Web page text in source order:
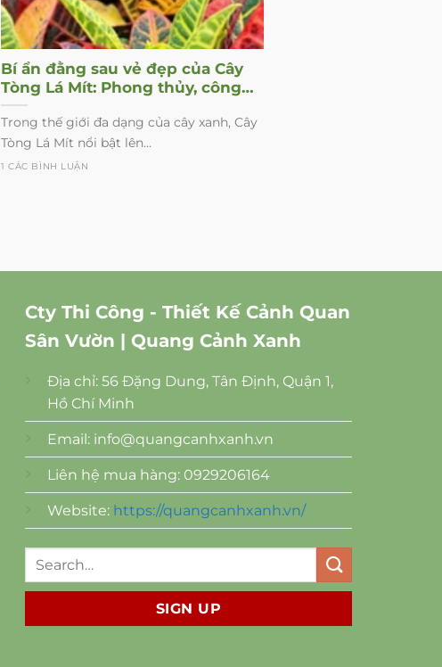
Bí ẩn đằng sau vẻ đẹp của Cây
Tòng Lá Mít: Phong thủy, công
dụng và cách chăm sóc
Trong thế giới đa dạng của cây xanh, Cây
Tòng Lá Mít nổi bật lên...
1 CÁC BÌNH LUẬN
Cty Thi Công - Thiết Kế Cảnh Quan
Sân Vườn | Quang Cảnh Xanh
Địa chỉ: 56 Đặng Dung, Tân Định, Quận 1,
Hồ Chí Minh
Email: info@quangcanhxanh.vn
Liên hệ mua hàng: 0929206164
Website: https://quangcanhxanh.vn/
SIGN UP